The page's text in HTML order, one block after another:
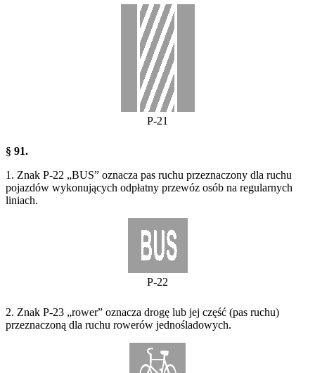
P-21
§ 91.
1. Znak P-22 „BUS” oznacza pas ruchu przeznaczony dla ruchu
pojazdów wykonujących odpłatny przewóz osób na regularnych
liniach.
P-22
2. Znak P-23 „rower” oznacza drogę lub jej część (pas ruchu)
przeznaczoną dla ruchu rowerów jednośladowych.